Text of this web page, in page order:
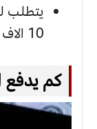
يتطلب
10 الاف متابع.
كم يدفع